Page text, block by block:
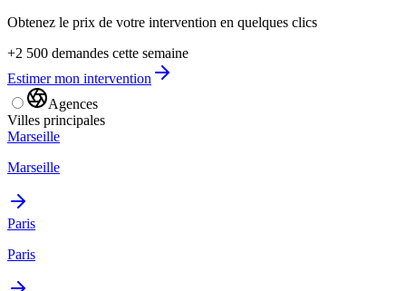
Obtenez le prix de votre intervention en quelques clics
+2 500 demandes cette semaine
Estimer mon intervention
Agences
Villes principales
Marseille
Marseille
Paris
Paris